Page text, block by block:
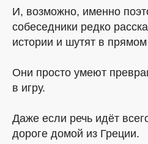
И, возможно, именно
собеседники редко
истории и шутят в
Они просто умеют
в игру.
Даже если речь идёт
дороге домой из Греции.